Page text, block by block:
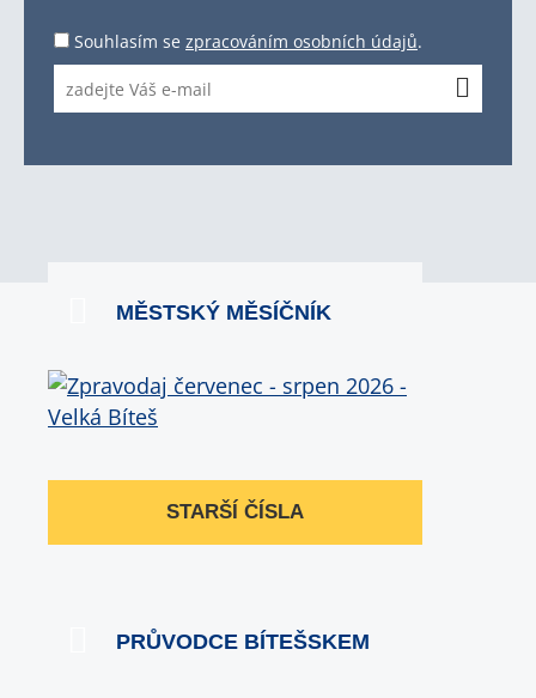
Souhlasím se zpracováním osobních údajů.
MĚSTSKÝ MĚSÍČNÍK
STARŠÍ ČÍSLA
PRŮVODCE BÍTEŠSKEM